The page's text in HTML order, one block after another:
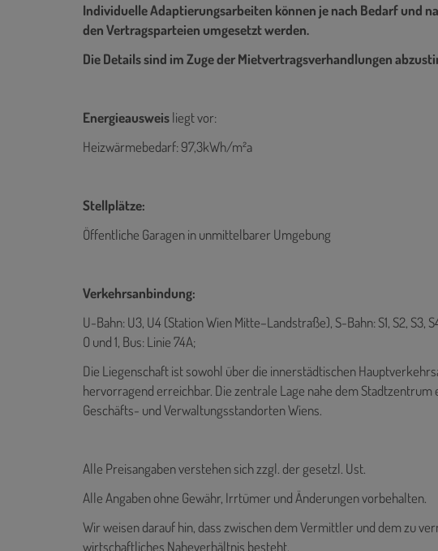
Individuelle Adaptierungsarbeiten können je nach Bedarf und
den Vertragsparteien umgesetzt werden.
Die Details sind im Zuge der Mietvertragsverhandlungen
Energieausweisliegt vor:
Heizwärmebedarf: 97,3kWh/m²a
Stellplätze:
Öffentliche Garagen in unmittelbarer Umgebung
Verkehrsanbindung:
U-Bahn: U3, U4 (Station Wien Mitte–Landstraße), S-Bahn: S1, S2, S3,
O und 1, Bus: Linie 74A;
Die Liegenschaft ist sowohl über die innerstädtischen
hervorragend erreichbar. Die zentrale Lage nahe dem
Geschäfts- und Verwaltungsstandorten Wiens.
Alle Preisangaben verstehen sich zzgl. der gesetzl. Ust.
Alle Angaben ohne Gewähr, Irrtümer und Änderungen vorbehalten.
Wir weisen darauf hin, dass zwischen dem Vermittler und dem zu
wirtschaftliches Naheverhältnis besteht.